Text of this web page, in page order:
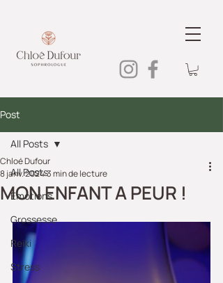
Post
All Posts
Emotions
Grossesse
Reiki
Stress
All Posts
MON ENFANT A PEUR !
Chloé Dufour
8 janv. 20243 min de lecture